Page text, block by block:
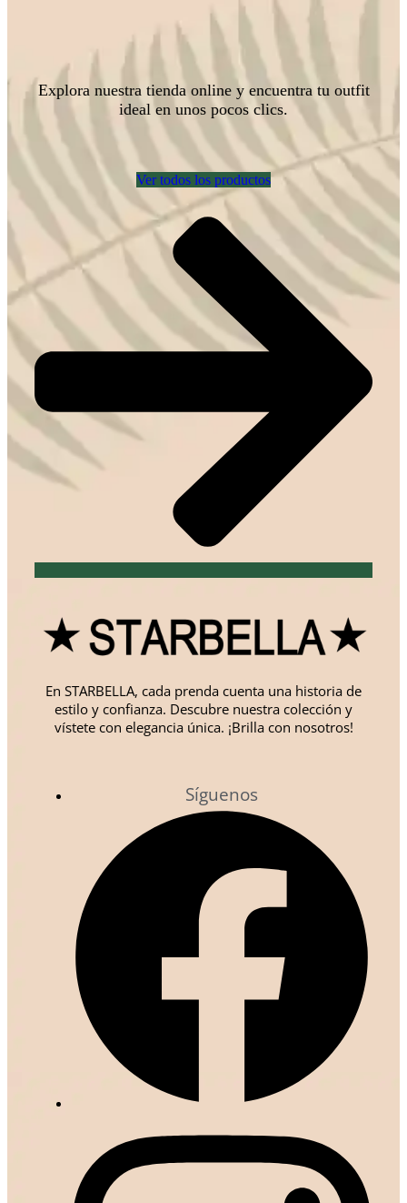
Explora nuestra tienda online y encuentra tu outfit
ideal en unos pocos clics.
Ver todos los productos
En STARBELLA, cada prenda cuenta una historia de
estilo y confianza. Descubre nuestra colección y
vístete con elegancia única. ¡Brilla con nosotros!
Síguenos